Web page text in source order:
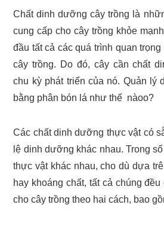
Chất dinh dưỡng cây trồng là
cung cấp cho cây trồng khỏe
đầu tất cả các quá trình quan
cây trồng. Do đó, cây cần chất
chu kỳ phát triển của nó. Quản lý
bằng phân bón lá như thế nàoo?
Các chất dinh dưỡng thực vật có
lệ dinh dưỡng khác nhau. Trong
thực vật khác nhau, cho dù dựa
hay khoáng chất, tất cả chúng
cho cây trồng theo hai cách, bao